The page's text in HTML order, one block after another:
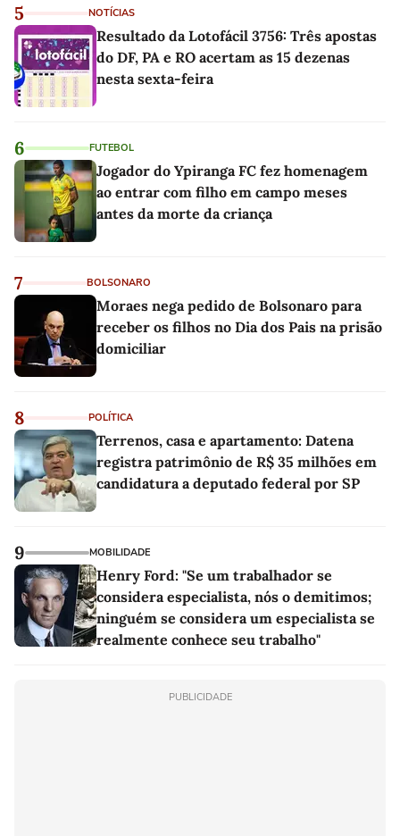
5 NOTÍCIAS
Resultado da Lotofácil 3756: Três apostas
do DF, PA e RO acertam as 15 dezenas
nesta sexta-feira
6 FUTEBOL
Jogador do Ypiranga FC fez homenagem
ao entrar com filho em campo meses
antes da morte da criança
7 BOLSONARO
Moraes nega pedido de Bolsonaro para
receber os filhos no Dia dos Pais na prisão
domiciliar
8 POLÍTICA
Terrenos, casa e apartamento: Datena
registra patrimônio de R$ 35 milhões em
candidatura a deputado federal por SP
9 MOBILIDADE
Henry Ford: "Se um trabalhador se
considera especialista, nós o demitimos;
ninguém se considera um especialista se
realmente conhece seu trabalho"
PUBLICIDADE